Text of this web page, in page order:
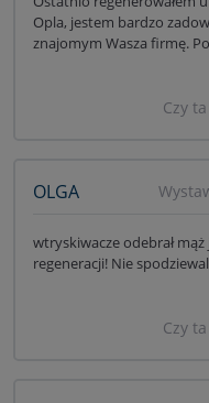
Opla, jestem bardzo
znajomym Wasza firmę.
Czy
OLGA
wtryskiwacze odebrał
regeneracji! Nie
Czy